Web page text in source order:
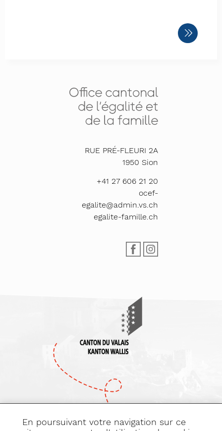
RUE PRÉ-FLEURI 2A
1950 Sion
+41 27 606 21 20
ocef-
egalite@admin.vs.ch
egalite-famille.ch
En poursuivant votre navigation sur ce